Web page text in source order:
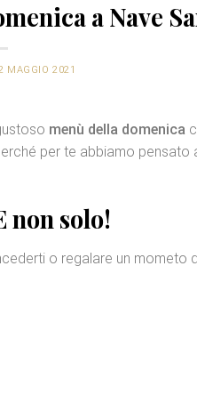
a Nave
MAGGIO 2021
menù della domenica
per te abbiamo pensato
non solo!
o regalare un mometo